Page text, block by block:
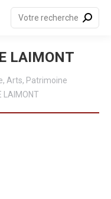
Recherche
:
LAIMONT
Arts, Patrimoine
LAIMONT